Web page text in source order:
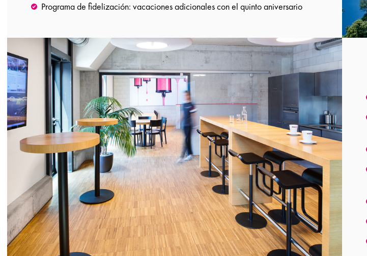
Programa de fidelización: vacaciones adicionales con el quinto aniversario